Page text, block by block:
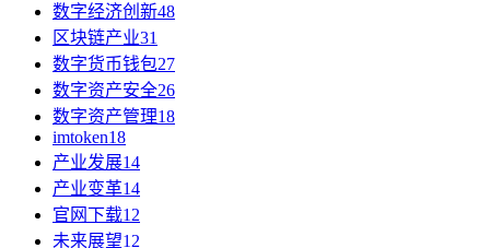
数字经济创新48
区块链产业31
数字货币钱包27
数字资产安全26
数字资产管理18
imtoken18
产业发展14
产业变革14
官网下载12
未来展望12